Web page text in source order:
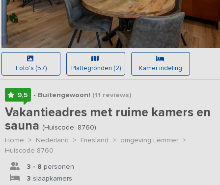
Foto's (57) Plattegronden (2) Kamer indeling
9,5 • Buitengewoon! (11 reviews)
Vakantieadres met ruime kamers en
sauna (Huiscode: 8760)
Home > Nederland > Friesland > omgeving Lemmer >
Huiscode 8760
3 - 8 personen
3 slaapkamers